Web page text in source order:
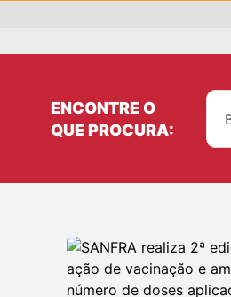
ENCONTRE O
QUE PROCURA: